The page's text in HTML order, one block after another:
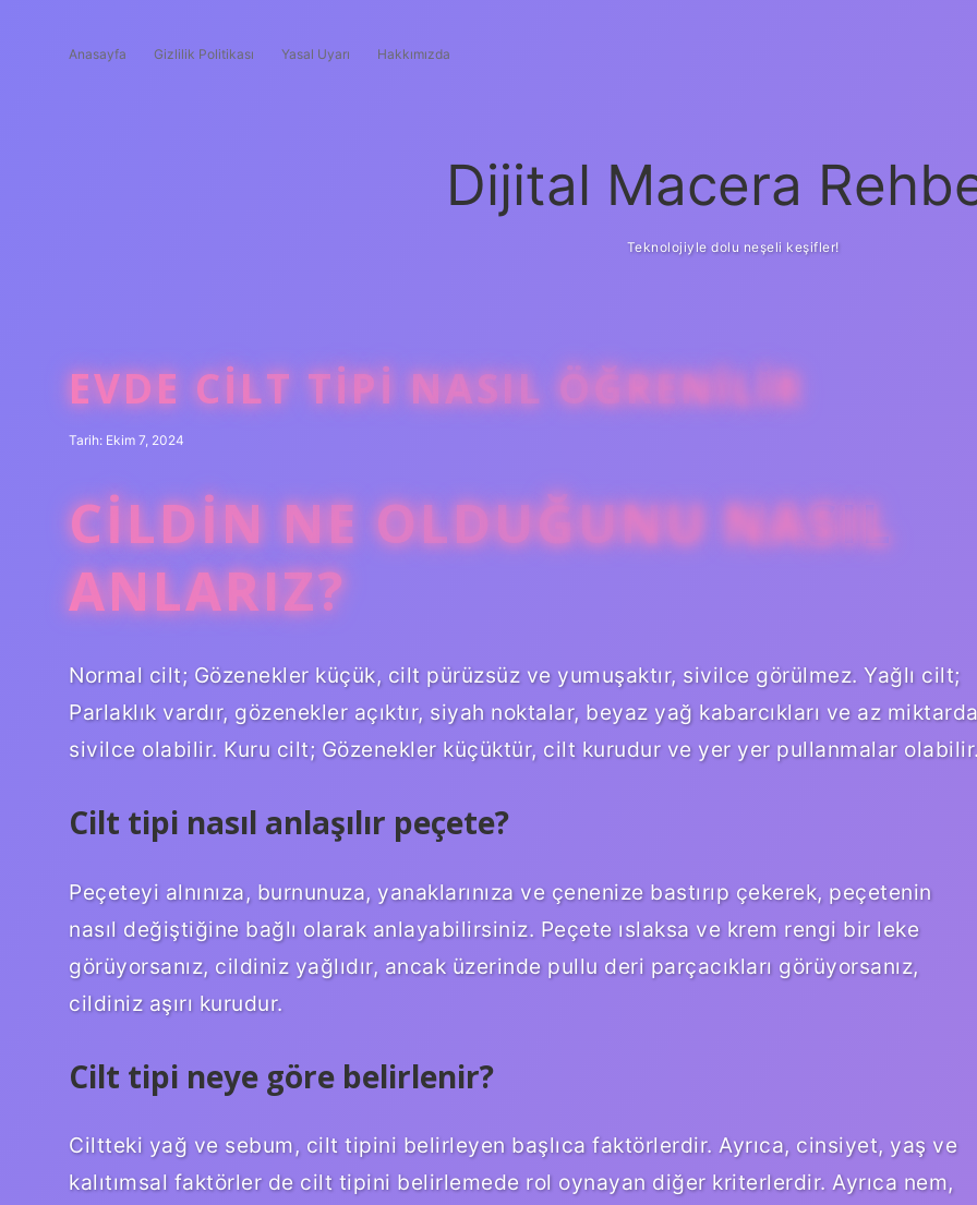
Anasayfa Gizlilik Politikası Yasal Uyarı Hakkımızda
Dijital Macera
Teknolojiyle dolu neşeli keşifler!
EVDE CILT TIPI NASIL ÖĞRENILIR
Tarih: Ekim 7, 2024
CILDIN NE OLDUĞUNU NASIL
ANLARIZ?
Normal cilt; Gözenekler küçük, cilt pürüzsüz ve yumuşaktır, sivilce görülmez. Yağlı cilt;
Parlaklık vardır, gözenekler açıktır, siyah noktalar, beyaz yağ kabarcıkları ve az
sivilce olabilir. Kuru cilt; Gözenekler küçüktür, cilt kurudur ve yer yer pullanmalar
Cilt tipi nasıl anlaşılır peçete?
Peçeteyi alnınıza, burnunuza, yanaklarınıza ve çenenize bastırıp çekerek, peçetenin
nasıl değiştiğine bağlı olarak anlayabilirsiniz. Peçete ıslaksa ve krem ​​rengi bir leke
görüyorsanız, cildiniz yağlıdır, ancak üzerinde pullu deri parçacıkları görüyorsanız,
cildiniz aşırı kurudur.
Cilt tipi neye göre belirlenir?
Ciltteki yağ ve sebum, cilt tipini belirleyen başlıca faktörlerdir. Ayrıca, cinsiyet, yaş ve
kalıtımsal faktörler de cilt tipini belirlemede rol oynayan diğer kriterlerdir. Ayrıca nem,